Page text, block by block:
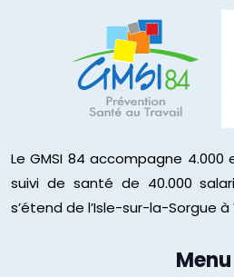
Le GMSI 84 accompagne
suivi de santé de 40.000
s’étend de l’Isle-sur-la-Sorgue
Menu